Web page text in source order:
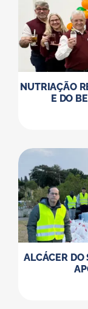
NUTRIAÇÃO
E DO
ALCÁCER